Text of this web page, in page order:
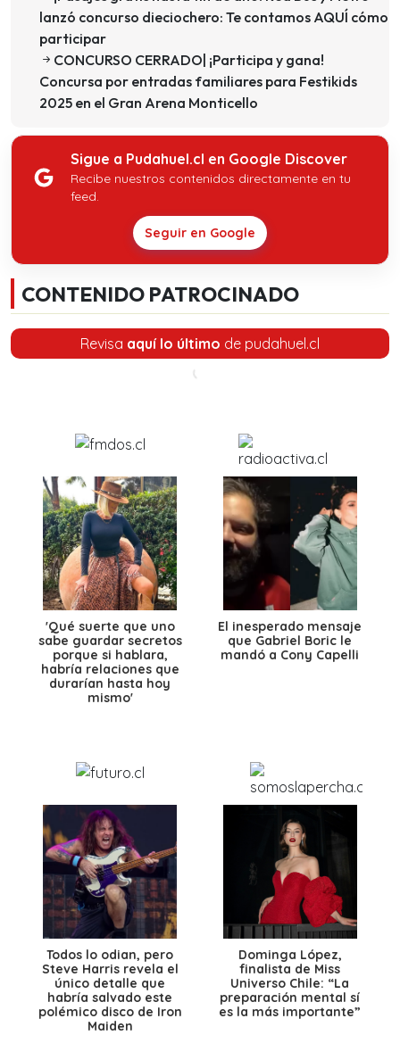
lanzó concurso dieciochero: Te contamos AQUÍ cómo
participar
CONCURSO CERRADO| ¡Participa y gana!
Concursa por entradas familiares para Festikids
2025 en el Gran Arena Monticello
Sigue a Pudahuel.cl en Google Discover
Recibe nuestros contenidos directamente en tu
feed.
Seguir en Google
CONTENIDO PATROCINADO
Revisa aquí lo último de pudahuel.cl
'Qué suerte que uno
sabe guardar secretos
porque si hablara,
habría relaciones que
durarían hasta hoy
mismo'
El inesperado mensaje
que Gabriel Boric le
mandó a Cony Capelli
Todos lo odian, pero
Steve Harris revela el
único detalle que
habría salvado este
polémico disco de Iron
Maiden
Dominga López,
finalista de Miss
Universo Chile: “La
preparación mental sí
es la más importante”